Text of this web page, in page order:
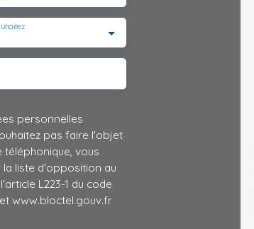
personnelles
pas faire l'objet
vous
liste d'opposition au
L223-1 du code
www.bloctel.gouv.fr